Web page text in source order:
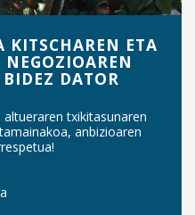
ETA
DATOR
txikitasunaren
anbizioaren